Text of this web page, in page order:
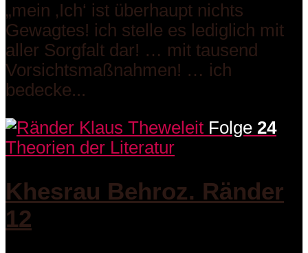
„mein ‚Ich‘ ist überhaupt nichts
Gewagtes! ich stelle es lediglich mit
aller Sorgfalt dar! … mit tausend
Vorsichtsmaßnahmen! … ich
bedecke...
Folge 24
Theorien der Literatur
Khesrau Behroz. Ränder
12